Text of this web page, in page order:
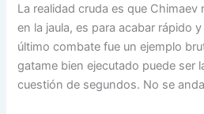
La realidad cruda es que
en la jaula, es para acabar rápido
último combate fue un ejemplo
gatame bien ejecutado puede ser
cuestión de segundos. No se